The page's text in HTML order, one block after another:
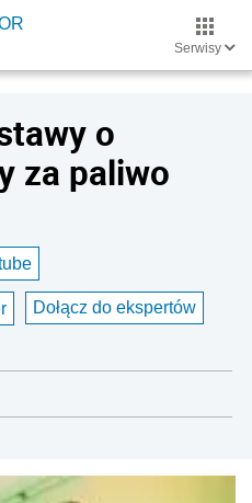
Serwisy
o
za paliwo
Dołącz do ekspertów